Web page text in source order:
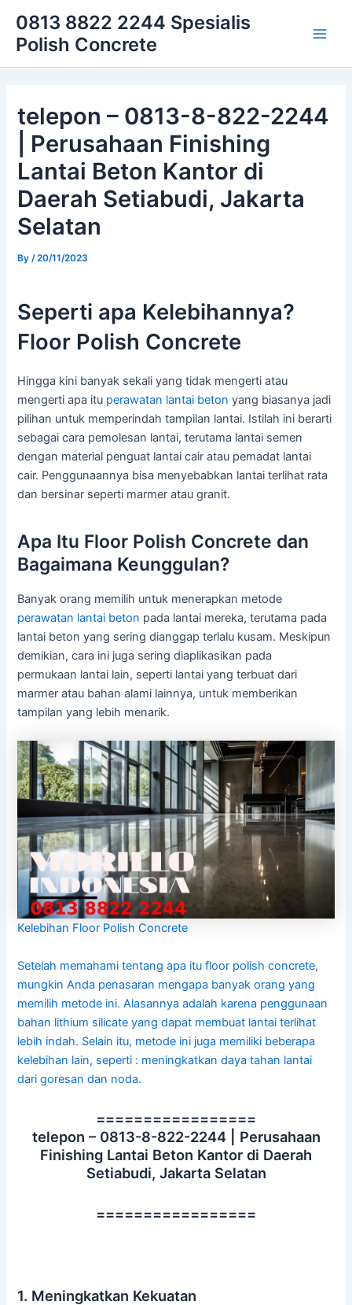
content
0813 8822 2244 Spesialis
Polish Concrete
telepon – 0813-8-822-2244
| Perusahaan Finishing
Lantai Beton Kantor di
Daerah Setiabudi, Jakarta
Selatan
By/20/11/2023
Seperti apa Kelebihannya?
Floor Polish Concrete
Hingga kini banyak sekali yang tidak mengerti atau
mengerti apa itu perawatan lantai beton yang biasanya jadi
pilihan untuk memperindah tampilan lantai. Istilah ini berarti
sebagai cara pemolesan lantai, terutama lantai semen
dengan material penguat lantai cair atau pemadat lantai
cair. Penggunaannya bisa menyebabkan lantai terlihat rata
dan bersinar seperti marmer atau granit.
Apa Itu Floor Polish Concrete dan
Bagaimana Keunggulan?
Banyak orang memilih untuk menerapkan metode
perawatan lantai beton pada lantai mereka, terutama pada
lantai beton yang sering dianggap terlalu kusam. Meskipun
demikian, cara ini juga sering diaplikasikan pada
permukaan lantai lain, seperti lantai yang terbuat dari
marmer atau bahan alami lainnya, untuk memberikan
tampilan yang lebih menarik.
Kelebihan Floor Polish Concrete
Setelah memahami tentang apa itu floor polish concrete,
mungkin Anda penasaran mengapa banyak orang yang
memilih metode ini. Alasannya adalah karena penggunaan
bahan lithium silicate yang dapat membuat lantai terlihat
lebih indah. Selain itu, metode ini juga memiliki beberapa
kelebihan lain, seperti : meningkatkan daya tahan lantai
dari goresan dan noda.
=================
telepon – 0813-8-822-2244 | Perusahaan
Finishing Lantai Beton Kantor di Daerah
Setiabudi, Jakarta Selatan
=================
1. Meningkatkan Kekuatan